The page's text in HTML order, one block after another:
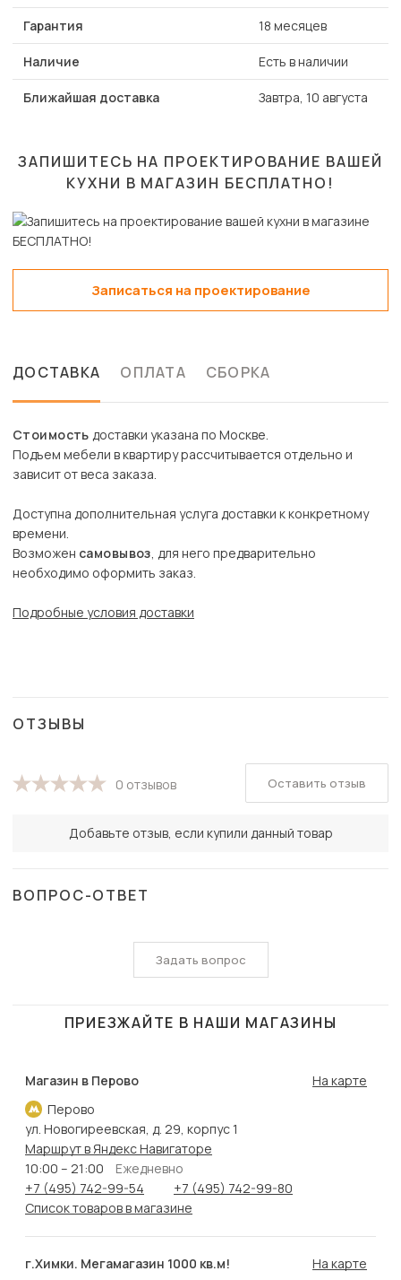
Гарантия 18 месяцев
Наличие Есть в наличии
Ближайшая доставка Завтра, 10 августа
ЗАПИШИТЕСЬ НА ПРОЕКТИРОВАНИЕ ВАШЕЙ
КУХНИ В МАГАЗИН БЕСПЛАТНО!
Записаться на проектирование
ДОСТАВКА ОПЛАТА СБОРКА
Стоимость доставки указана по Москве.
Подъем мебели в квартиру рассчитывается отдельно и
зависит от веса заказа.
Доступна дополнительная услуга доставки к конкретному
времени.
Возможен самовывоз, для него предварительно
необходимо оформить заказ.
Подробные условия доставки
ОТЗЫВЫ
0 отзывов
Добавьте отзыв, если купили данный товар
Оставить отзыв
ВОПРОС-ОТВЕТ
Задать вопрос
ПРИЕЗЖАЙТЕ В НАШИ МАГАЗИНЫ
Магазин в Перово
Перово
На карте
ул. Новогиреевская, д. 29, корпус 1
Маршрут в Яндекс Навигаторе
10:00 – 21:00
Ежедневно
+7 (495) 742-99-54
+7 (495) 742-99-80
Список товаров в магазине
г.Химки. Мегамагазин 1000 кв.м! На карте